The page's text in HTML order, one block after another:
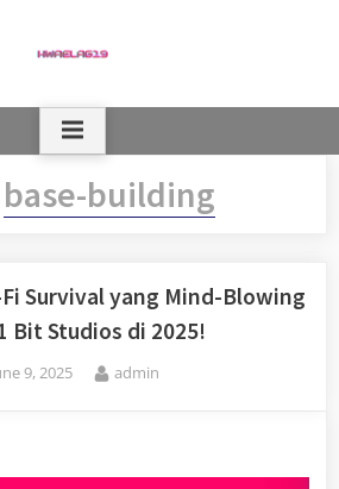
base-building
Survival yang Mind-Blowing
Bit Studios di 2025!
9, 2025 By
admin